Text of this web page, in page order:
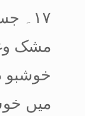
۱۷۔
مشک
خوشبو
میں